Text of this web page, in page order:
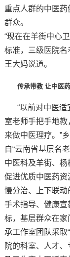
重点人群的中医
群众。
“现在在羊街中心
标准，三级医院名
王大妈说道。
传承带教 让中医
“以前对中医
室老师手把手地
来做中医理疗。”
自“云南省基层名
中医科及羊街、杨
促进优质中医药
慢分治、上下联动
手术指导、健康宣
标，基层群众在
承工作室团队采取
院的科室、人才